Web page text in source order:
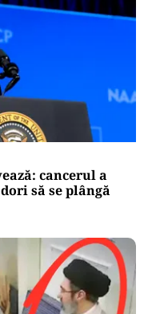
cancerul a
să se plângă